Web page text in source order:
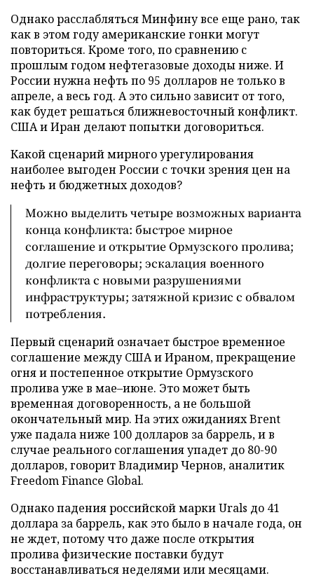
Однако расслабляться Минфину все еще рано, так
как в этом году американские гонки могут
повториться. Кроме того, по сравнению с
прошлым годом нефтегазовые доходы ниже. И
России нужна нефть по 95 долларов не только в
апреле, а весь год. А это сильно зависит от того,
как будет решаться ближневосточный конфликт.
США и Иран делают попытки договориться.
Какой сценарий мирного урегулирования
наиболее выгоден России с точки зрения цен на
нефть и бюджетных доходов?
Можно выделить четыре возможных варианта
конца конфликта: быстрое мирное
соглашение и открытие Ормузского пролива;
долгие переговоры; эскалация военного
конфликта с новыми разрушениями
инфраструктуры; затяжной кризис с обвалом
потребления.
Первый сценарий означает быстрое временное
соглашение между США и Ираном, прекращение
огня и постепенное открытие Ормузского
пролива уже в мае–июне. Это может быть
временная договоренность, а не большой
окончательный мир. На этих ожиданиях Brent
уже падала ниже 100 долларов за баррель, и в
случае реального соглашения упадет до 80-90
долларов, говорит Владимир Чернов, аналитик
Freedom Finance Global.
Однако падения российской марки Urals до 41
доллара за баррель, как это было в начале года, он
не ждет, потому что даже после открытия
пролива физические поставки будут
восстанавливаться неделями или месяцами.